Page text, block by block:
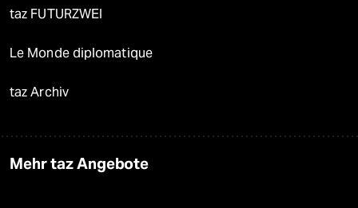
taz FUTURZWEI
Le Monde diplomatique
taz Archiv
Mehr taz Angebote